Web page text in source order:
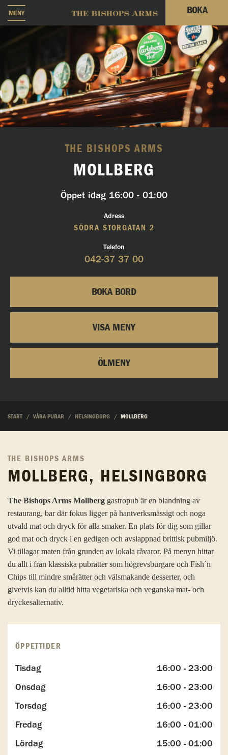
MENY BOKA
THE BISHOPS ARMS
MOLLBERG
Öppet idag 16:00 - 01:00
Adress
SÖDRA STORGATAN 2
Telefon
042-37 37 00
BOKA BORD
VISA MENY
ÖLMENY
START VÅRA PUBAR HELSINGBORG MOLLBERG
THE BISHOPS ARMS
MOLLBERG, HELSINGBORG
The Bishops Arms Mollberg gastropub är en blandning av
restaurang, bar där fokus ligger på hantverksmässigt och noga
utvald mat och dryck för alla smaker. En plats för dig som gillar
god mat och dryck i en gedigen och avslappnad brittisk pubmiljö.
Vi tillagar maten från grunden av lokala råvaror. På menyn hittar
du allt i från klassiska pubrätter som högrevsburgare och Fish´n
Chips till mindre smårätter och välsmakande desserter, och
givetvis kan du alltid hitta vegetariska och veganska mat- och
dryckesalternativ.
ÖPPETTIDER
Tisdag
16:00 - 23:00
Onsdag
16:00 - 23:00
Torsdag
16:00 - 23:00
Fredag
16:00 - 01:00
Lördag
15:00 - 01:00